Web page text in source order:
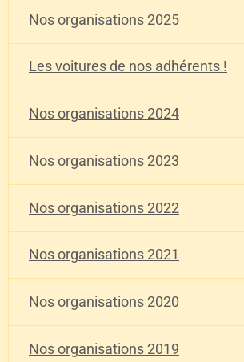
Nos organisations 2025
Les voitures de nos adhérents !
Nos organisations 2024
Nos organisations 2023
Nos organisations 2022
Nos organisations 2021
Nos organisations 2020
Nos organisations 2019